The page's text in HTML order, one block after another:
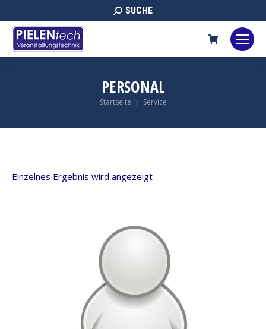
Search:
SUCHE
PERSONAL
Sie befinden sich hier:
Startseite Service
Einzelnes Ergebnis wird angezeigt